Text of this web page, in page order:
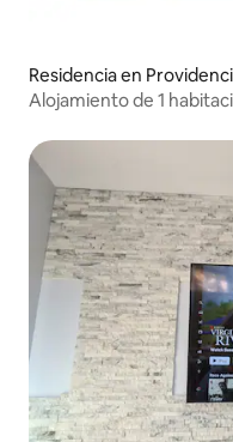
Residencia en
Alojamiento de 1